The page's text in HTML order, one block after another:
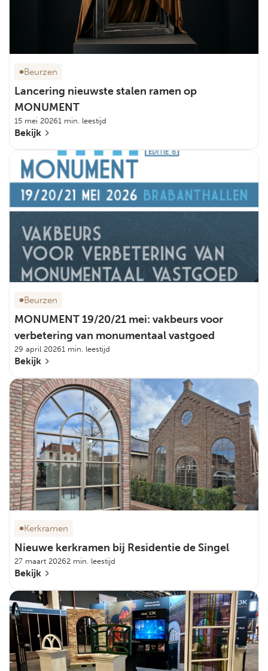
Beurzen
Lancering nieuwste stalen ramen op
MONUMENT
15 mei 20261 min. leestijd
Bekijk
Beurzen
MONUMENT 19/20/21 mei: vakbeurs voor
verbetering van monumentaal vastgoed
29 april 20261 min. leestijd
Bekijk
Kerkramen
Nieuwe kerkramen bij Residentie de Singel
27 maart 20262 min. leestijd
Bekijk